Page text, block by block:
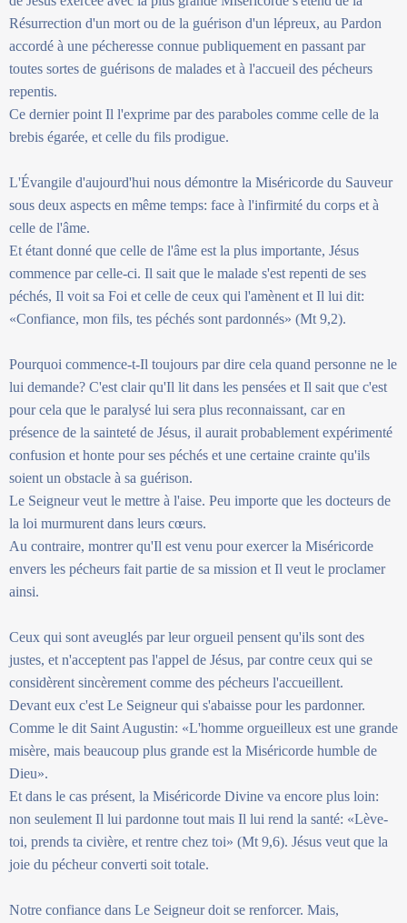
Résurrection d'un mort ou de la guérison d'un lépreux, au Pardon
accordé à une pécheresse connue publiquement en passant par
toutes sortes de guérisons de malades et à l'accueil des pécheurs
repentis.
Ce dernier point Il l'exprime par des paraboles comme celle de la
brebis égarée, et celle du fils prodigue.
L'Évangile d'aujourd'hui nous démontre la Miséricorde du Sauveur
sous deux aspects en même temps: face à l'infirmité du corps et à
celle de l'âme.
Et étant donné que celle de l'âme est la plus importante, Jésus
commence par celle-ci. Il sait que le malade s'est repenti de ses
péchés, Il voit sa Foi et celle de ceux qui l'amènent et Il lui dit:
«Confiance, mon fils, tes péchés sont pardonnés» (Mt 9,2).
Pourquoi commence-t-Il toujours par dire cela quand personne ne le
lui demande? C'est clair qu'Il lit dans les pensées et Il sait que c'est
pour cela que le paralysé lui sera plus reconnaissant, car en
présence de la sainteté de Jésus, il aurait probablement expérimenté
confusion et honte pour ses péchés et une certaine crainte qu'ils
soient un obstacle à sa guérison.
Le Seigneur veut le mettre à l'aise. Peu importe que les docteurs de
la loi murmurent dans leurs cœurs.
Au contraire, montrer qu'Il est venu pour exercer la Miséricorde
envers les pécheurs fait partie de sa mission et Il veut le proclamer
ainsi.
Ceux qui sont aveuglés par leur orgueil pensent qu'ils sont des
justes, et n'acceptent pas l'appel de Jésus, par contre ceux qui se
considèrent sincèrement comme des pécheurs l'accueillent.
Devant eux c'est Le Seigneur qui s'abaisse pour les pardonner.
Comme le dit Saint Augustin: «L'homme orgueilleux est une grande
misère, mais beaucoup plus grande est la Miséricorde humble de
Dieu».
Et dans le cas présent, la Miséricorde Divine va encore plus loin:
non seulement Il lui pardonne tout mais Il lui rend la santé: «Lève-
toi, prends ta civière, et rentre chez toi» (Mt 9,6). Jésus veut que la
joie du pécheur converti soit totale.
Notre confiance dans Le Seigneur doit se renforcer. Mais,